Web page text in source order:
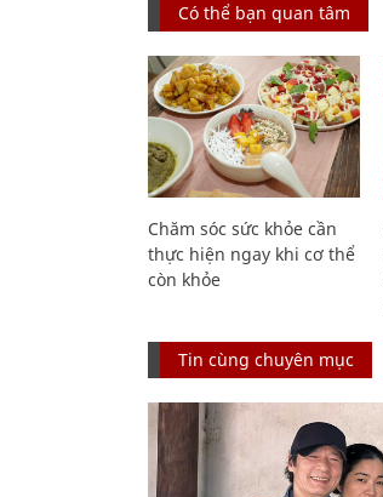
Có thể bạn quan tâm
Chăm sóc sức khỏe cần
thực hiện ngay khi cơ thể
còn khỏe
Tin cùng chuyên mục